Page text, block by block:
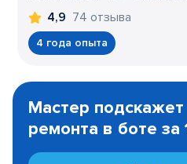
4,9 74 отзыва
4 года опыта
1
Мастер подскажет
ремонта в боте за